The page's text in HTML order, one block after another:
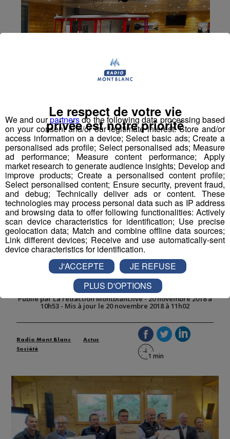
Pays de Savoie : une nouvelle
marque pour promouvoir les
produits locaux
Publié par La rédaction Montblanclive-20 novembre 2018 à
10h53 - Mis à jour le 20 novembre 2018 à 11h02
Radio Mont Blanc
Actus
Société
We and ourpartnersdo the following data processing based
on your consent and/or our legitimate interest: Store and/or
access information on a device; Select basic ads; Create a
personalised ads profile; Select personalised ads; Measure
ad performance; Measure content performance; Apply
market research to generate audience insights; Develop and
improve products; Create a personalised content profile;
Select personalised content; Ensure security, prevent fraud,
and debug; Technically deliver ads or content. These
technologies may process personal data such as IP address
and browsing data to offer following functionalities: Actively
scan device characteristics for identification; Use precise
geolocation data; Match and combine offline data sources;
Link different devices; Receive and use automatically-sent
device characteristics for identification.
Le respect de votre vie
privée est notre priorité
J'ACCEPTE
JE REFUSE
PLUS D'OPTIONS